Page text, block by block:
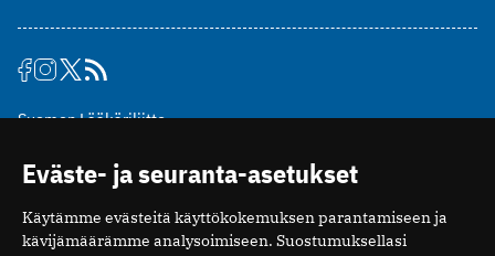
Suomen Lääkäriliitto
00510 Helsinki
puh. (09) 393 091
toimitus@potilaanlaakarilehti.fi
Eväste- ja seuranta-asetukset
Käytämme evästeitä käyttökokemuksen parantamiseen ja
kävijämäärämme analysoimiseen. Suostumuksellasi